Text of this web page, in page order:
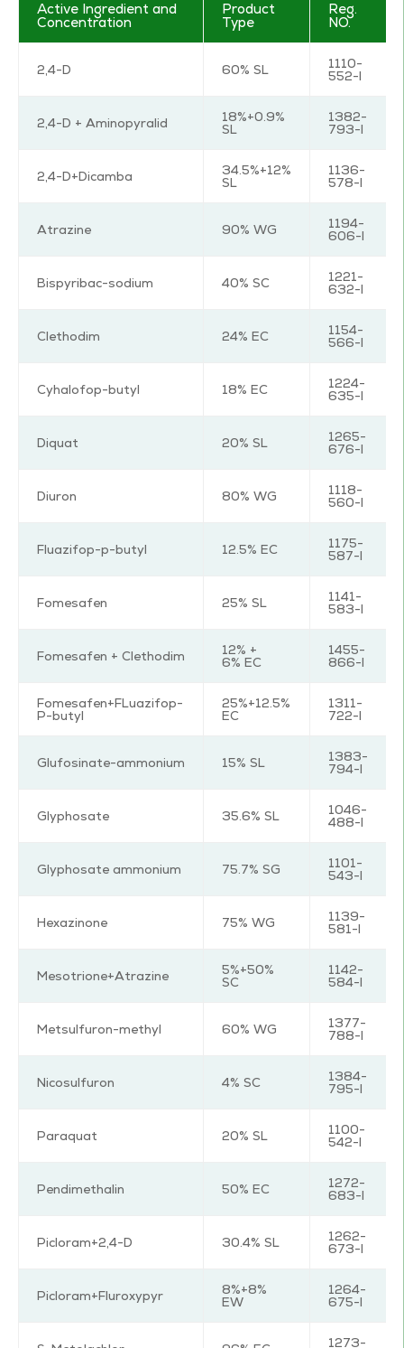
Active Ingredient and
Concentration
Product
Type
Reg.
NO.
2,4-D 60% SL 1110-
552-I
2,4-D + Aminopyralid 18%+0.9%
SL
1382-
793-I
2,4-D+Dicamba 34.5%+12%
SL
1136-
578-I
Atrazine 90% WG 1194-
606-I
Bispyribac-sodium 40% SC 1221-
632-I
Clethodim 24% EC 1154-
566-I
Cyhalofop-butyl 18% EC 1224-
635-I
Diquat 20% SL 1265-
676-I
Diuron 80% WG 1118-
560-I
Fluazifop-p-butyl 12.5% EC 1175-
587-I
Fomesafen 25% SL 1141-
583-I
Fomesafen + Clethodim 12% +
6% EC
1455-
866-I
Fomesafen+FLuazifop-
P-butyl
25%+12.5%
EC
1311-
722-I
Glufosinate-ammonium 15% SL 1383-
794-I
Glyphosate 35.6% SL 1046-
488-I
Glyphosate ammonium 75.7% SG 1101-
543-I
Hexazinone 75% WG 1139-
581-I
Mesotrione+Atrazine 5%+50%
SC
1142-
584-I
Metsulfuron-methyl 60% WG 1377-
788-I
Nicosulfuron 4% SC 1384-
795-I
Paraquat 20% SL 1100-
542-I
Pendimethalin 50% EC 1272-
683-I
Picloram+2,4-D 30.4% SL 1262-
673-I
Picloram+Fluroxypyr 8%+8%
EW
1264-
675-I
1273-